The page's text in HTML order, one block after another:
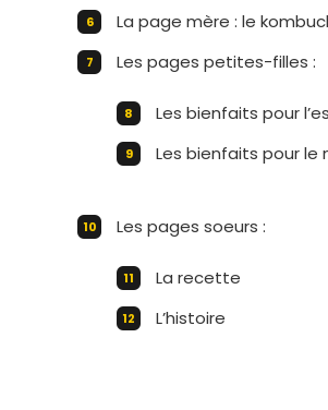
La page mère : le
Les pages petites-filles :
Les bienfaits pour
Les bienfaits pour le
Les pages soeurs :
La recette
L’histoire